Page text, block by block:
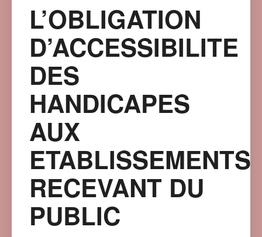
L’OBLIGATION
D’ACCESSIBILITE
DES
HANDICAPES
AUX
ETABLISSEMENTS
RECEVANT DU
PUBLIC